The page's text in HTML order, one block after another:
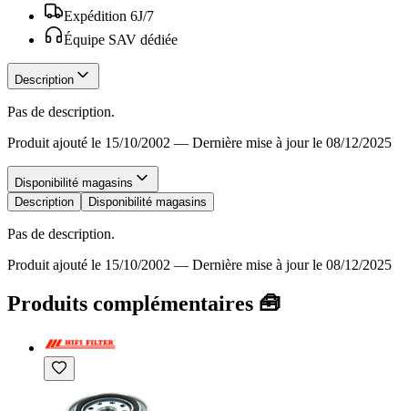
Expédition 6J/7
Équipe SAV dédiée
Description
Pas de description.
Produit ajouté le 15/10/2002 — Dernière mise à jour le 08/12/2025
Disponibilité magasins
Description
Disponibilité magasins
Pas de description.
Produit ajouté le 15/10/2002 — Dernière mise à jour le 08/12/2025
Produits complémentaires 🧰